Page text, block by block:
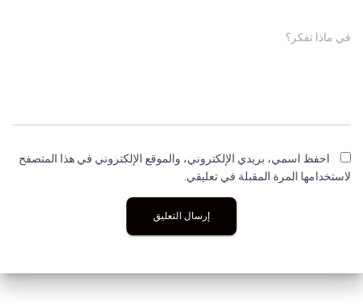
في ماذا تفكر؟
احفظ اسمي، بريدي الإلكتروني، والموقع الإلكتروني في هذا المتصفح
لاستخدامها المرة المقبلة في تعليقي.